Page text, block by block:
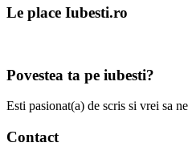
Le place Iubesti.ro
Povestea ta pe iubesti?
Esti pasionat(a) de scris si vrei sa
Contact